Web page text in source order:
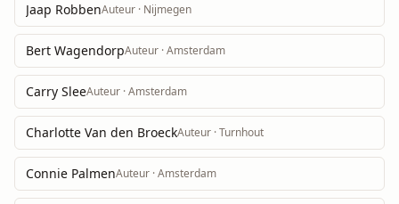
Jaap RobbenAuteur · Nijmegen
Bert WagendorpAuteur · Amsterdam
Carry SleeAuteur · Amsterdam
Charlotte Van den BroeckAuteur · Turnhout
Connie PalmenAuteur · Amsterdam